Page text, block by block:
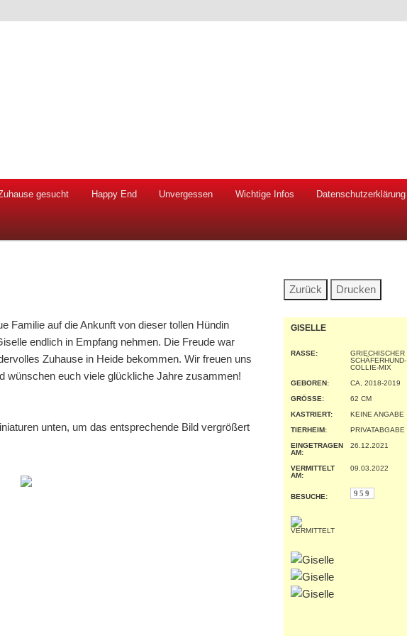
gesucht Happy End Unvergessen Wichtige Infos Datenschutzerklärung
Familie auf die Ankunft von dieser tollen Hündin
endlich in Empfang nehmen. Die Freude war
Zuhause in Heide bekommen. Wir freuen uns
wünschen euch viele glückliche Jahre zusammen!
unten, um das entsprechende Bild vergrößert
GISELLE
RASSE:
GRIECHISCHER
SCHÄFERHUND-
COLLIE-MIX
GEBOREN:
CA, 2018-2019
GRÖSSE:
62 CM
KASTRIERT:
KEINE ANGABE
TIERHEIM:
PRIVATABGABE
EINGETRAGEN
AM:
26.12.2021
VERMITTELT
AM:
09.03.2022
BESUCHE: 959